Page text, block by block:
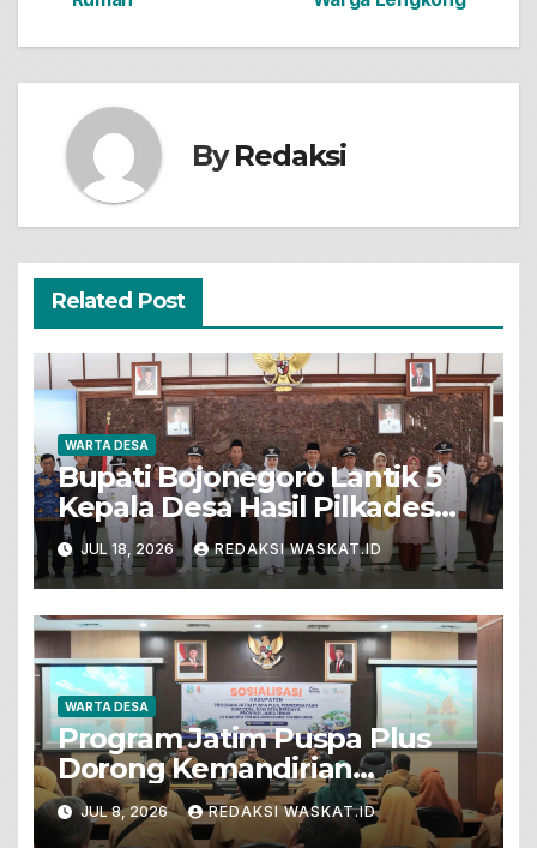
ByRedaksi
Related Post
WARTA DESA
Bupati Bojonegoro Lantik 5
Kepala Desa Hasil Pilkades
Pergantian Antar Waktu
JUL 18, 2026 REDAKSI WASKAT.ID
WARTA DESA
Program Jatim Puspa Plus
Dorong Kemandirian
Ekonomi Desa Dengan
Semangat Kolaborasi
JUL 8, 2026 REDAKSI WASKAT.ID